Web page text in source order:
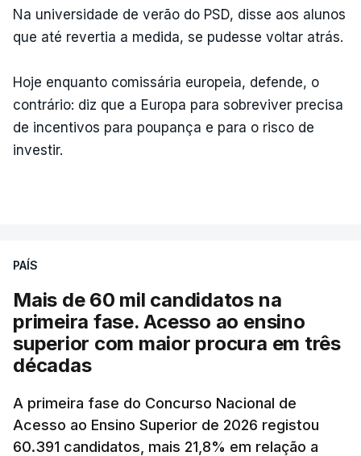
Na universidade de verão do PSD, disse aos alunos
que até revertia a medida, se pudesse voltar atrás.
Hoje enquanto comissária europeia, defende, o
contrário: diz que a Europa para sobreviver precisa
de incentivos para poupança e para o risco de
investir.
PAÍS
Mais de 60 mil candidatos na
primeira fase. Acesso ao ensino
superior com maior procura em três
décadas
A primeira fase do Concurso Nacional de
Acesso ao Ensino Superior de 2026 registou
60.391 candidatos, mais 21,8% em relação a